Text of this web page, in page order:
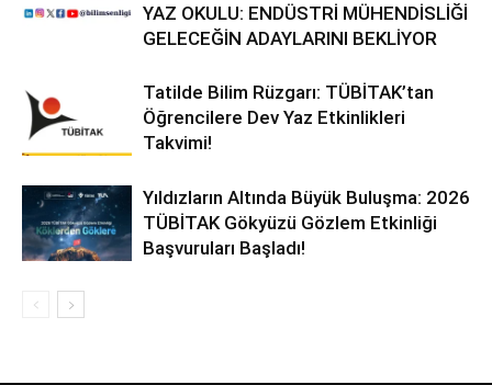
YAZ OKULU: ENDÜSTRİ MÜHENDİSLİĞİ
GELECEĞİN ADAYLARINI BEKLİYOR
Tatilde Bilim Rüzgarı: TÜBİTAK’tan
Öğrencilere Dev Yaz Etkinlikleri
Takvimi!
Yıldızların Altında Büyük Buluşma: 2026
TÜBİTAK Gökyüzü Gözlem Etkinliği
Başvuruları Başladı!